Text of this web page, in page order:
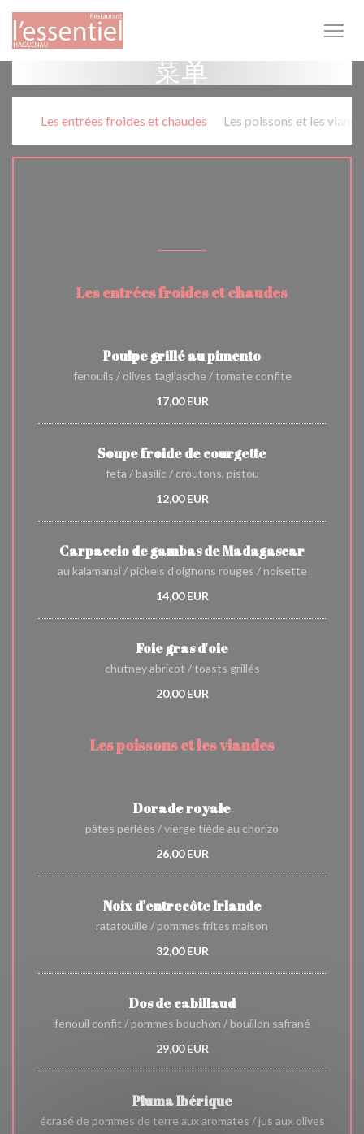
Cookie管理面板
菜单
Les entrées froides et chaudes Les poissons et les
Les entrées froides et chaudes
Poulpe grillé au pimento
fenouils / olives tagliasche / tomate confite
17,00 EUR
Soupe froide de courgette
feta / basilic / croutons, pistou
12,00 EUR
Carpaccio de gambas de Madagascar
au kalamansi / pickels d'oignons rouges / noisette
14,00 EUR
Foie gras d'oie
chutney abricot / toasts grillés
20,00 EUR
Les poissons et les viandes
Dorade royale
pâtes perlées / vierge tiède au chorizo
26,00 EUR
Noix d'entrecôte Irlande
ratatouille / pommes frites maison
32,00 EUR
Dos de cabillaud
fenouil confit / pommes bouchon / bouillon safrané
29,00 EUR
Pluma Ibérique
écrasé de pommes de terre aux aromates / jus aux olives